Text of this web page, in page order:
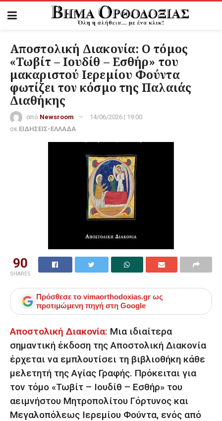
Αποστολική Διακονία: Ο τόμος
«Τωβίτ – Ιουδίθ – Εσθήρ» του
μακαριστού Ιερεμίου Φούντα
φωτίζει τον κόσμο της Παλαιάς
Διαθήκης
από Newsroom
14/06/2026 | 19:00
σε ΕΙΔΗΣΕΙΣ-ΕΛΛΑΔΑ
90
SHARES
Πρόσθεσε το vimaorthodoxias.gr ως
προτιμώμενη πηγή στη Google
Αποστολική Διακονία: Μια ιδιαίτερα
σημαντική έκδοση της Αποστολική Διακονία
έρχεται να εμπλουτίσει τη βιβλιοθήκη κάθε
μελετητή της Αγίας Γραφής. Πρόκειται για
τον τόμο «Τωβίτ – Ιουδίθ – Εσθήρ» του
αειμνήστου Μητροπολίτου Γόρτυνος και
Μεγαλοπόλεως Ιερεμίου Φούντα, ενός από